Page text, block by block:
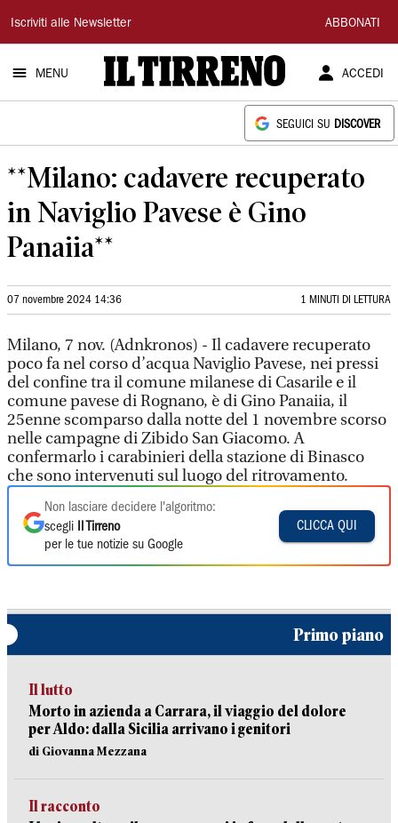
Il
Tirreno
Iscriviti alle Newsletter ABBONATI
MENU ACCEDI
SEGUICI SU DISCOVER
**Milano: cadavere recuperato
in Naviglio Pavese è Gino
Panaiia**
07 novembre 2024 14:36 1 MINUTI DI LETTURA
Milano, 7 nov. (Adnkronos) - Il cadavere recuperato
poco fa nel corso d’acqua Naviglio Pavese, nei pressi
del confine tra il comune milanese di Casarile e il
comune pavese di Rognano, è di Gino Panaiia, il
25enne scomparso dalla notte del 1 novembre scorso
nelle campagne di Zibido San Giacomo. A
confermarlo i carabinieri della stazione di Binasco
che sono intervenuti sul luogo del ritrovamento.
Non lasciare decidere l'algoritmo:
scegli
Il Tirreno
per le tue notizie su Google
CLICCA QUI
Primo piano
Il lutto
Morto in azienda a Carrara, il viaggio del dolore
per Aldo: dalla Sicilia arrivano i genitori
di Giovanna Mezzana
Il racconto